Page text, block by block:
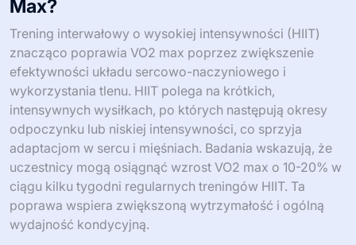
Max?
Trening interwałowy o wysokiej intensywności (HIIT)
znacząco poprawia VO2 max poprzez zwiększenie
efektywności układu sercowo-naczyniowego i
wykorzystania tlenu. HIIT polega na krótkich,
intensywnych wysiłkach, po których następują okresy
odpoczynku lub niskiej intensywności, co sprzyja
adaptacjom w sercu i mięśniach. Badania wskazują, że
uczestnicy mogą osiągnąć wzrost VO2 max o 10-20% w
ciągu kilku tygodni regularnych treningów HIIT. Ta
poprawa wspiera zwiększoną wytrzymałość i ogólną
wydajność kondycyjną.